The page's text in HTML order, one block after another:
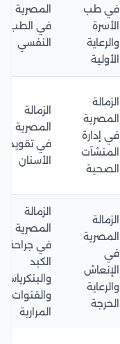
في طب
الأسرة
والرعاية
الأولية
المصرية
في الطب
النفسي
الزمالة
المصرية
في إدارة
المنشآت
الصحية
الزمالة
المصرية
في تقويم
الأسنان
الزمالة
المصرية
في
الإنعاش
والرعاية
الحرجة
الزمالة
المصرية
في جراحة
الكبد
والبنكرياس
والقنوات
المرارية